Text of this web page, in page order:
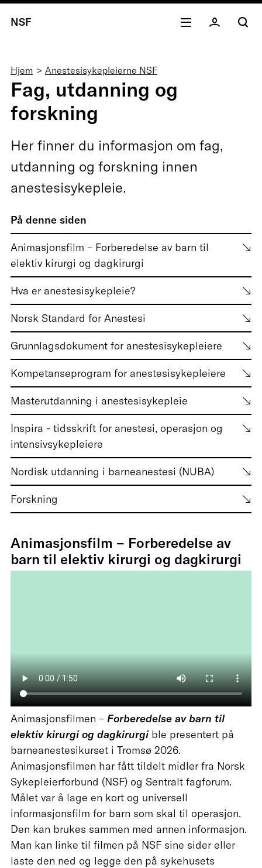
NSF
Navigasjonssti
Hjem Anestesisykepleierne NSF
Fag, utdanning og
forskning
Her finner du informasjon om fag,
utdanning og forskning innen
anestesisykepleie.
På denne siden
Animasjonsfilm – Forberedelse av barn til
elektiv kirurgi og dagkirurgi
Hva er anestesisykepleie?
Norsk Standard for Anestesi
Grunnlagsdokument for anestesisykepleiere
Kompetanseprogram for anestesisykepleiere
Masterutdanning i anestesisykepleie
Inspira - tidsskrift for anestesi, operasjon og
intensivsykepleiere
Nordisk utdanning i barneanestesi (NUBA)
Forskning
Animasjonsfilm – Forberedelse av
barn til elektiv kirurgi og dagkirurgi
Animasjonsfilmen – Forberedelse av barn til
elektiv kirurgi og dagkirurgi ble presentert på
barneanestesikurset i Tromsø 2026.
Animasjonsfilmen har fått tildelt midler fra Norsk
Sykepleierforbund (NSF) og Sentralt fagforum.
Målet var å lage en kort og universell
informasjonsfilm for barn som skal til operasjon.
Den kan brukes sammen med annen informasjon.
Man kan linke til filmen på NSF sine sider eller
laste den ned og legge den på sykehusets